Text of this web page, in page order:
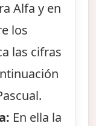
Alfa y en
los
las cifras
En ella la